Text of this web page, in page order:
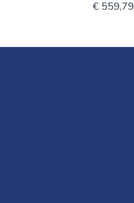
€ 559,79